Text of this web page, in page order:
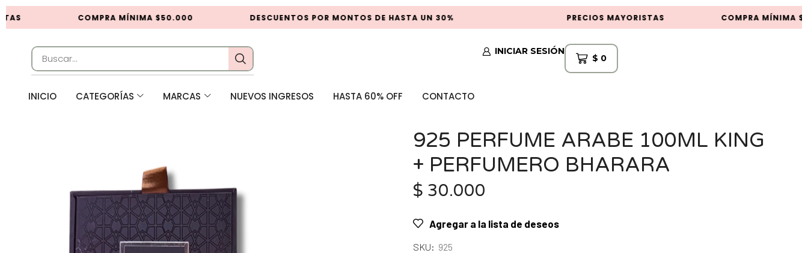
COMPRA MÍNIMA $50.000 DESCUENTOS POR MONTOS DE HASTA UN 30% PRECIOS MAYORISTAS COMPRA MÍNIMA
INICIAR SESIÓN
$ 0
INICIO CATEGORÍAS MARCAS NUEVOS INGRESOS HASTA 60% OFF CONTACTO
925 PERFUME ARABE 100ML KING
+ PERFUMERO BHARARA
$ 30.000
Agregar a la lista de deseos
SKU: 925